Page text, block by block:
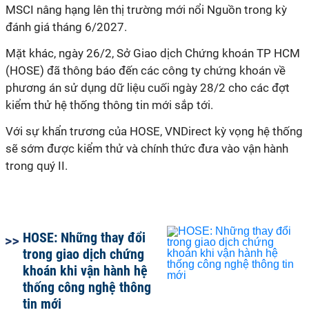
MSCI nâng hạng lên thị trường mới nổi Nguồn trong kỳ
đánh giá tháng 6/2027.
Mặt khác, ngày 26/2, Sở Giao dịch Chứng khoán TP HCM
(HOSE) đã thông báo đến các công ty chứng khoán về
phương án sử dụng dữ liệu cuối ngày 28/2 cho các đợt
kiểm thử hệ thống thông tin mới sắp tới.
Với sự khẩn trương của HOSE, VNDirect kỳ vọng hệ thống
sẽ sớm được kiểm thử và chính thức đưa vào vận hành
trong quý II.
HOSE: Những thay đổi
trong giao dịch chứng
khoán khi vận hành hệ
thống công nghệ thông
tin mới